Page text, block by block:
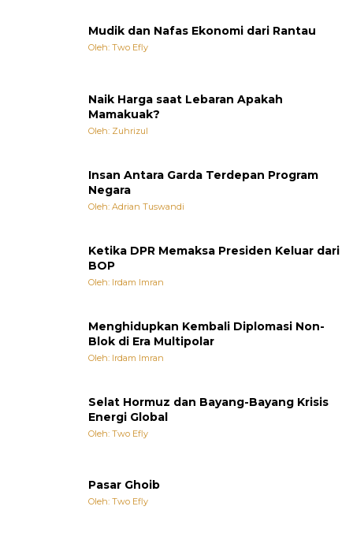
Mudik dan Nafas Ekonomi dari Rantau
Oleh: Two Efly
Naik Harga saat Lebaran Apakah
Mamakuak?
Oleh: Zuhrizul
Insan Antara Garda Terdepan Program
Negara
Oleh: Adrian Tuswandi
Ketika DPR Memaksa Presiden Keluar dari
BOP
Oleh: Irdam Imran
Menghidupkan Kembali Diplomasi Non-
Blok di Era Multipolar
Oleh: Irdam Imran
Selat Hormuz dan Bayang-Bayang Krisis
Energi Global
Oleh: Two Efly
Pasar Ghoib
Oleh: Two Efly